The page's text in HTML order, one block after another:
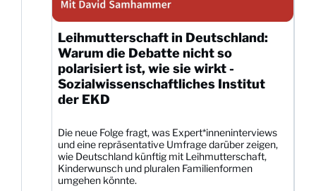
Leihmutterschaft in Deutschland:
Warum die Debatte nicht so
polarisiert ist, wie sie wirkt -
Sozialwissenschaftliches Institut
der EKD
Die neue Folge fragt, was Expert*inneninterviews
und eine repräsentative Umfrage darüber zeigen,
wie Deutschland künftig mit Leihmutterschaft,
Kinderwunsch und pluralen Familienformen
umgehen könnte.